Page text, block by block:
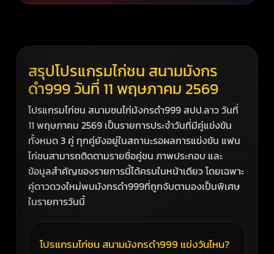
สรุปโปรแกรมไก่ชน สนามมังกร
ดำ999 วันที่ 11 พฤษภาคม 2569
โปรแกรมไก่ชน สนามชนไก่มังกรดำ999 สปป.ลาว วันที่
11 พฤษภาคม 2569 เป็นรายการประจำวันที่มีคู่แข่งขัน
ทั้งหมด 3 คู่ ทุกคู่ยังอยู่ในสถานะรอผลการแข่งขัน แฟน
ไก่ชนสามารถติดตามรายชื่อคู่ชน ภาพประกอบ และ
ข้อมูลสำคัญของรายการนี้ได้ครบในหน้าเดียว โดยเฉพาะ
คู่ดาวดวงใหม่พบมังกรดำ999ที่ถูกจับตามองเป็นพิเศษ
ในรายการวันนี้
โปรแกรมไก่ชน สนามมังกรดำ999 แข่งวันไหน?